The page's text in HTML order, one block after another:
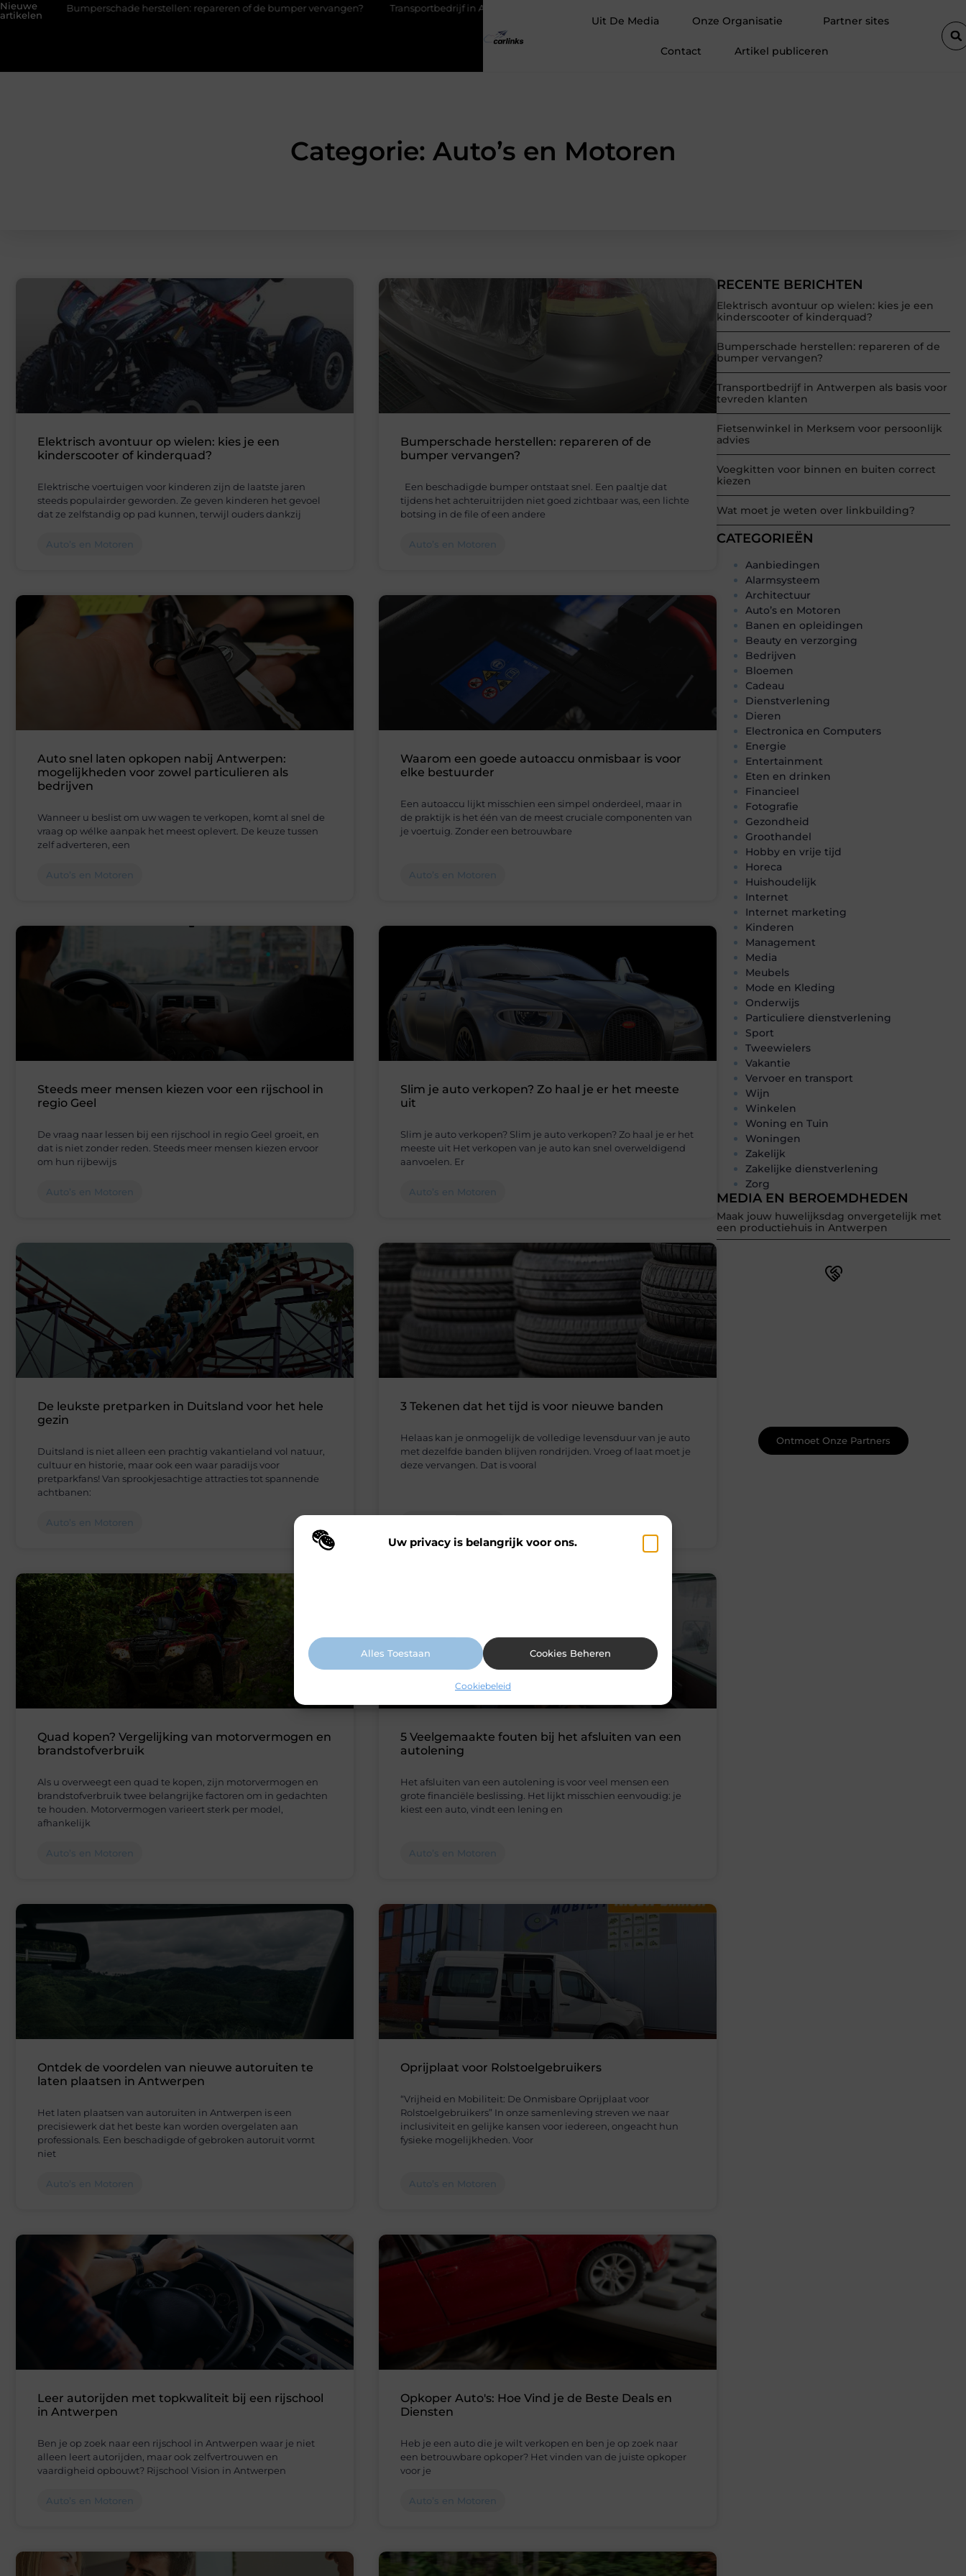
Uw privacy is belangrijk voor ons.
Alles Toestaan Cookies Beheren
Cookiebeleid
Nieuwe
artikelen
herstellen: repareren of de bumper vervangen? Transportbedrijf in Antwerpen als basis voor tevreden klanten
Uit De Media Onze Organisatie Partner sites
Contact Artikel publiceren
Categorie: Auto’s en Motoren
RECENTE BERICHTEN
Elektrisch avontuur op wielen: kies je een
kinderscooter of kinderquad?
Bumperschade herstellen: repareren of de
bumper vervangen?
Transportbedrijf in Antwerpen als basis voor
tevreden klanten
Fietsenwinkel in Merksem voor persoonlijk
advies
Voegkitten voor binnen en buiten correct
kiezen
Wat moet je weten over linkbuilding?
CATEGORIEËN
Aanbiedingen
Alarmsysteem
Architectuur
Auto’s en Motoren
Banen en opleidingen
Beauty en verzorging
Bedrijven
Bloemen
Cadeau
Dienstverlening
Dieren
Electronica en Computers
Energie
Entertainment
Eten en drinken
Financieel
Fotografie
Gezondheid
Groothandel
Hobby en vrije tijd
Horeca
Huishoudelijk
Internet
Internet marketing
Kinderen
Management
Media
Meubels
Mode en Kleding
Onderwijs
Particuliere dienstverlening
Sport
Tweewielers
Vakantie
Vervoer en transport
Wijn
Winkelen
Woning en Tuin
Woningen
Zakelijk
Zakelijke dienstverlening
Zorg
MEDIA EN BEROEMDHEDEN
Maak jouw huwelijksdag onvergetelijk met
een productiehuis in Antwerpen
Ontmoet Onze Partners
Elektrisch avontuur op wielen: kies je een
kinderscooter of kinderquad?
Elektrische voertuigen voor kinderen zijn de laatste jaren
steeds populairder geworden. Ze geven kinderen het gevoel
dat ze zelfstandig op pad kunnen, terwijl ouders dankzij
Auto’s en Motoren
Bumperschade herstellen: repareren of de
bumper vervangen?
Een beschadigde bumper ontstaat snel. Een paaltje dat
tijdens het achteruitrijden niet goed zichtbaar was, een lichte
botsing in de file of een andere
Auto’s en Motoren
Auto snel laten opkopen nabij Antwerpen:
mogelijkheden voor zowel particulieren als
bedrijven
Wanneer u beslist om uw wagen te verkopen, komt al snel de
vraag op wélke aanpak het meest oplevert. De keuze tussen
zelf adverteren, een
Auto’s en Motoren
Waarom een goede autoaccu onmisbaar is voor
elke bestuurder
Een autoaccu lijkt misschien een simpel onderdeel, maar in
de praktijk is het één van de meest cruciale componenten van
je voertuig. Zonder een betrouwbare
Auto’s en Motoren
Steeds meer mensen kiezen voor een rijschool in
regio Geel
De vraag naar lessen bij een rijschool in regio Geel groeit, en
dat is niet zonder reden. Steeds meer mensen kiezen ervoor
om hun rijbewijs
Auto’s en Motoren
Slim je auto verkopen? Zo haal je er het meeste
uit
Slim je auto verkopen? Slim je auto verkopen? Zo haal je er het
meeste uit Het verkopen van je auto kan snel overweldigend
aanvoelen. Er
Auto’s en Motoren
De leukste pretparken in Duitsland voor het hele
gezin
Duitsland is niet alleen een prachtig vakantieland vol natuur,
cultuur en historie, maar ook een waar paradijs voor
pretparkfans! Van sprookjesachtige attracties tot spannende
achtbanen:
Auto’s en Motoren
3 Tekenen dat het tijd is voor nieuwe banden
Helaas kan je onmogelijk de volledige levensduur van je auto
met dezelfde banden blijven rondrijden. Vroeg of laat moet je
deze vervangen. Dat is vooral
Quad kopen? Vergelijking van motorvermogen en
brandstofverbruik
Als u overweegt een quad te kopen, zijn motorvermogen en
brandstofverbruik twee belangrijke factoren om in gedachten
te houden. Motorvermogen varieert sterk per model,
afhankelijk
Auto’s en Motoren
5 Veelgemaakte fouten bij het afsluiten van een
autolening
Het afsluiten van een autolening is voor veel mensen een
grote financiële beslissing. Het lijkt misschien eenvoudig: je
kiest een auto, vindt een lening en
Auto’s en Motoren
Ontdek de voordelen van nieuwe autoruiten te
laten plaatsen in Antwerpen
Het laten plaatsen van autoruiten in Antwerpen is een
precisiewerk dat het beste kan worden overgelaten aan
professionals. Een beschadigde of gebroken autoruit vormt
niet
Auto’s en Motoren
Oprijplaat voor Rolstoelgebruikers
“Vrijheid en Mobiliteit: De Onmisbare Oprijplaat voor
Rolstoelgebruikers” In onze samenleving streven we naar
inclusiviteit en gelijke kansen voor iedereen, ongeacht hun
fysieke mogelijkheden. Voor
Auto’s en Motoren
Leer autorijden met topkwaliteit bij een rijschool
in Antwerpen
Ben je op zoek naar een rijschool in Antwerpen waar je niet
alleen leert autorijden, maar ook zelfvertrouwen en
vaardigheid opbouwt? Rijschool Vision in Antwerpen
Auto’s en Motoren
Opkoper Auto's: Hoe Vind je de Beste Deals en
Diensten
Heb je een auto die je wilt verkopen en ben je op zoek naar
een betrouwbare opkoper? Het vinden van de juiste opkoper
voor je
Auto’s en Motoren